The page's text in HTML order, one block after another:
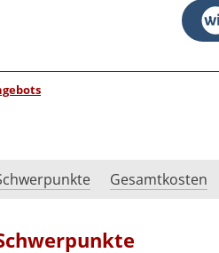
Gesamtkosten